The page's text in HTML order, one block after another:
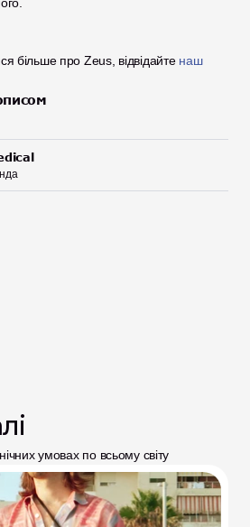
більше про Zeus, відвідайте наш
умовах по всьому світу